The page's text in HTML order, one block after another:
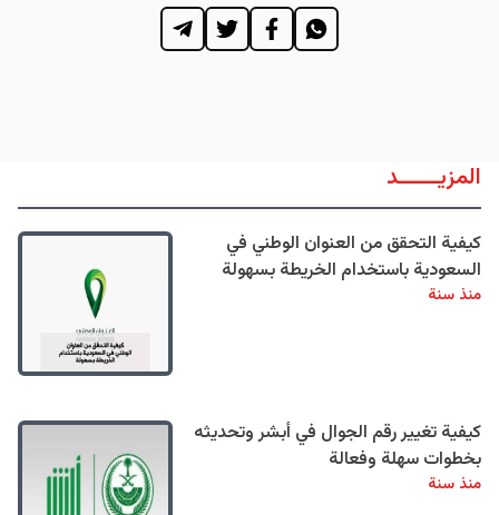
المزيــــــد
كيفية التحقق من العنوان الوطني في
السعودية باستخدام الخريطة بسهولة
منذ سنة
كيفية تغيير رقم الجوال في أبشر وتحديثه
بخطوات سهلة وفعالة
منذ سنة